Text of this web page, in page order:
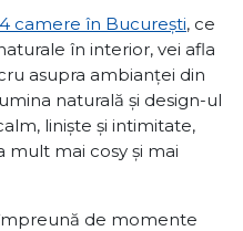
camere în București, ce
în interior, vei afla
asupra ambianței din
naturală și design-ul
liniște și intimitate,
mult mai cosy și mai
de momente